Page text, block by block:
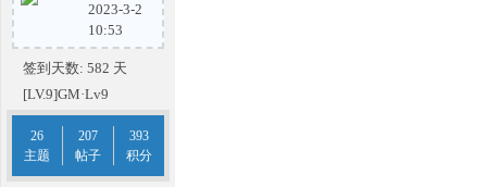
版
2023-3-2
10:53
签到天数: 582 天
[LV.9]GM·Lv9
26
主题
207
帖子
393
积分